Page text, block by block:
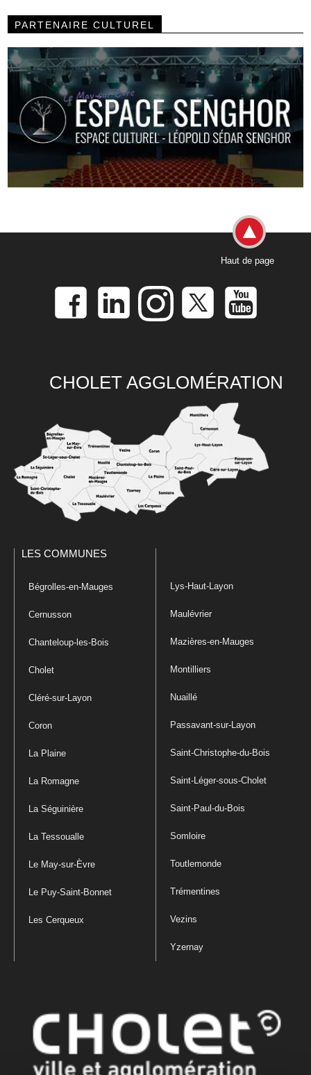
PARTENAIRE CULTUREL
Haut de page
CHOLET AGGLOMÉRATION
LES COMMUNES
Bégrolles-en-Mauges
Cernusson
Chanteloup-les-Bois
Cholet
Cléré-sur-Layon
Coron
La Plaine
La Romagne
La Séguinière
La Tessoualle
Le May-sur-Èvre
Le Puy-Saint-Bonnet
Les Cerqueux
Lys-Haut-Layon
Maulévrier
Mazières-en-Mauges
Montilliers
Nuaillé
Passavant-sur-Layon
Saint-Christophe-du-Bois
Saint-Léger-sous-Cholet
Saint-Paul-du-Bois
Somloire
Toutlemonde
Trémentines
Vezins
Yzernay